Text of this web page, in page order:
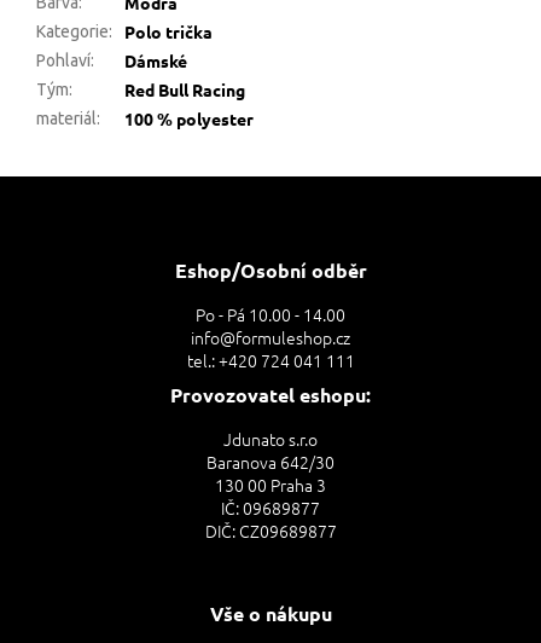
Kategorie: Polo trička
Pohlaví: Dámské
Tým: Red Bull Racing
materiál: 100 % polyester
Eshop/Osobní odběr
Po - Pá 10.00 - 14.00
info@formuleshop.cz
tel.: +420 724 041 111
Provozovatel eshopu:
Jdunato s.r.o
Baranova 642/30
130 00 Praha 3
IČ: 09689877
DIČ: CZ09689877
Vše o nákupu